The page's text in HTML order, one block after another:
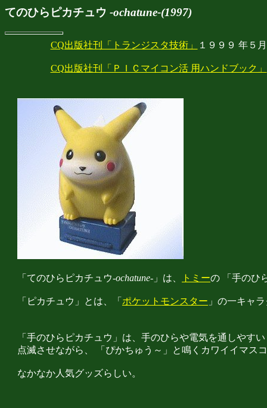
てのひらピカチュウ -ochatune-(1997)
CQ出版社刊「トランジスタ技術」 １９９９ 年５
CQ出版社刊「ＰＩＣマイコン活 用ハンドブック」
「てのひらピカチュウ-ochatune- 」は、 トミーの 「手のひ
「ピカチュウ」とは、「 ポケットモンスター 」の一キャ
「手のひらピカチュウ」は、手のひらや電気を通しやす
点滅させながら、 「ぴかちゅう～」と鳴くカワイイマス
なかなか人気グッズらしい。